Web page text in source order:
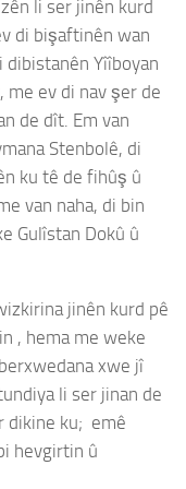
li ser jinên kurd
di bişaftinên wan
Yîîboyan
me ev di nav şer de
de dît. Em van
Stenbolê, di
ku tê de fihûş û
van naha, di bin
Gulîstan Dokû û
jinên kurd pê
, hema me weke
xwe jî
li ser jinan de
dikine ku; emê
hevgirtin û